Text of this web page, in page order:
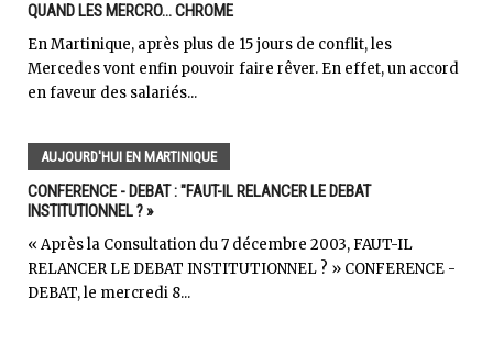
QUAND LES MERCRO... CHROME
En Martinique, après plus de 15 jours de conflit, les
Mercedes vont enfin pouvoir faire rêver. En effet, un accord
en faveur des salariés...
AUJOURD'HUI EN MARTINIQUE
CONFERENCE - DEBAT : "FAUT-IL RELANCER LE DEBAT
INSTITUTIONNEL ? »
« Après la Consultation du 7 décembre 2003, FAUT-IL
RELANCER LE DEBAT INSTITUTIONNEL ? » CONFERENCE -
DEBAT, le mercredi 8...